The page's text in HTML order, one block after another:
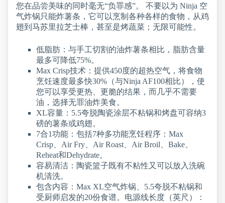
您在品尝美味的同时毫无“负罪感”。 不要以为 Ninja 空
气炸锅只能炸薯条，它可以烹制各种各样的食物，从鸡
翅到马苏里拉芝士棒，甚至是烤蔬菜；无限可能性。
低脂肪：与手工切割的油炸薯条相比，脂肪含量
最多可降低75%。
Max Crisp技术：提供450度的超热空气，将食物
烹饪速度最多快30%（与Ninja AF100相比），使
您可以享受更热、更脆的结果，而几乎不需要
油，选择无罪油炸美食。
XL容量：5.5夸脱陶瓷涂层不粘锅和烤盘可容纳3
磅的薯条或鸡翅。
7合1功能：包括7种多功能烹饪程序：Max
Crisp、Air Fry、Air Roast、Air Broil、Bake、
Reheat和Dehydrate。
容易清洁：陶瓷篮子既有不粘性又可以放入洗碗
机清洗。
包含内容：Max XL空气炸锅、5.5夸脱不粘锅和
受厨师启发的20份食谱。电源线长度（英尺）：